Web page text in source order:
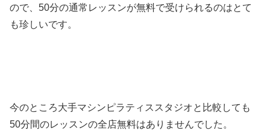
ので、50分の通常レッスンが無料で受けられるのはとて
も珍しいです。
今のところ大手マシンピラティススタジオと比較しても
50分間のレッスンの全店無料はありませんでした。